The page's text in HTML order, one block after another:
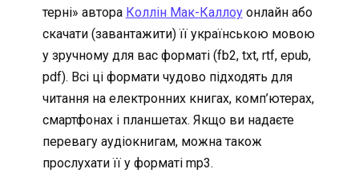
терні» автора Коллін Мак-Каллоуонлайн або
скачати (завантажити) її українською мовою
у зручному для вас форматі (fb2, txt, rtf, epub,
pdf). Всі ці формати чудово підходять для
читання на електронних книгах, комп’ютерах,
смартфонах і планшетах. Якщо ви надаєте
перевагу аудіокнигам, можна також
прослухати її у форматі mp3.